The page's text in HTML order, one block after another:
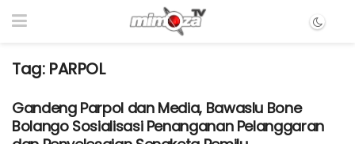
Tag: PARPOL
Gandeng Parpol dan Media, Bawaslu Bone
Bolango Sosialisasi Penanganan Pelanggaran